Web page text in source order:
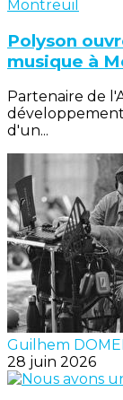
Polyson
musique à
Partenaire de
d'un...
Guilhem
28 juin 2026